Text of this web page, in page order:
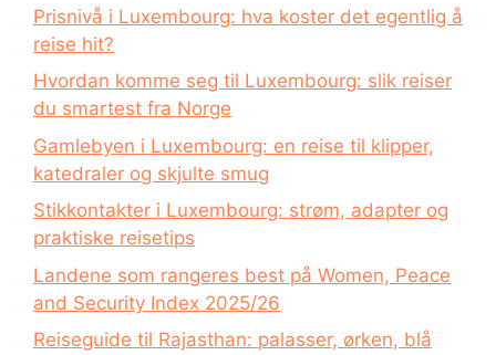
Prisnivå i Luxembourg: hva koster det egentlig å
reise hit?
Hvordan komme seg til Luxembourg: slik reiser
du smartest fra Norge
Gamlebyen i Luxembourg: en reise til klipper,
katedraler og skjulte smug
Stikkontakter i Luxembourg: strøm, adapter og
praktiske reisetips
Landene som rangeres best på Women, Peace
and Security Index 2025/26
Reiseguide til Rajasthan: palasser, ørken, blå